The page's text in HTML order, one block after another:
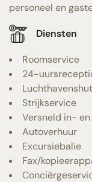
personeel en
Diensten
Roomservice
24-
Strijkservice
Versneld in-
Autoverhuur
Excursiebalie
Fax/